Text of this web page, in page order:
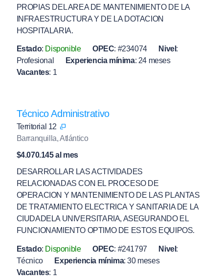
PROPIAS DEL AREA DE MANTENIMIENTO DE LA
INFRAESTRUCTURA Y DE LA DOTACION
HOSPITALARIA.
Estado: Disponible OPEC: #234074 Nivel :
Profesional
Experiencia mínima: 24 meses
Vacantes: 1
Técnico Administrativo
Territorial 12
Barranquilla, Atlántico
$4.070.145 al mes
DESARROLLAR LAS ACTIVIDADES
RELACIONADAS CON EL PROCESO DE
OPERACION Y MANTENIMIENTO DE LAS PLANTAS
DE TRATAMIENTO ELECTRICA Y SANITARIA DE LA
CIUDADELA UNIVERSITARIA, ASEGURANDO EL
FUNCIONAMIENTO OPTIMO DE ESTOS EQUIPOS.
Estado: Disponible OPEC: #241797 Nivel :
Técnico
Experiencia mínima: 30 meses
Vacantes: 1